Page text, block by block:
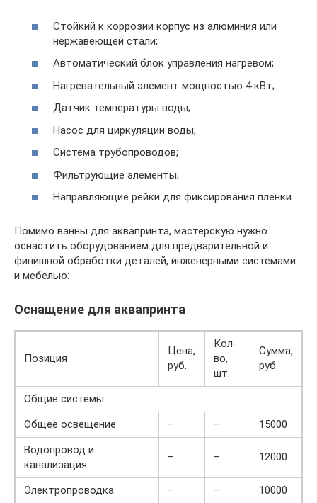
Стойкий к коррозии корпус из алюминия или
нержавеющей стали;
Автоматический блок управления нагревом;
Нагревательный элемент мощностью 4 кВт;
Датчик температуры воды;
Насос для циркуляции воды;
Система трубопроводов;
Фильтрующие элементы;
Направляющие рейки для фиксирования пленки.
Помимо ванны для аквапринта, мастерскую нужно
оснастить оборудованием для предварительной и
финишной обработки деталей, инженерными системами
и мебелью:
Оснащение для аквапринта
Позиция
Цена,
руб.
Кол-
во,
шт.
Сумма,
руб.
Общие системы
Общее освещение
– –
15000
Водопровод и
канализация
– – 12000
Электропроводка – –
10000